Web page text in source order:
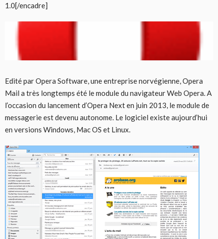
1.0[/encadre]
Edité par Opera Software, une entreprise norvégienne, Opera
Mail a très longtemps été le module du navigateur Web Opera. A
l’occasion du lancement d’Opera Next en juin 2013, le module de
messagerie est devenu autonome. Le logiciel existe aujourd’hui
en versions Windows, Mac OS et Linux.